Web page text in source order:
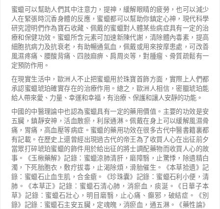
蜜蠟可以幫助人們其中注意力，提神，緩解眼睛的疲勞，也可以減少
人在緊張時沉香身體的反應，蜜蠟都可以幫助你鎮定心神，現代科學
研究證明們作為寶石收藏、佩戴的蜜蠟對人體某些病症具有一定的治
療和保健功效。蜜蠟所含元素可加速新陳代謝，清除體內毒素，提高
細胞抗病力及抗衰老，有助暢通氣血，佩戴或用來按摩患處，可改善
風濕疼痛、腰酸背痛、四肢麻痹、肩周炎等，對腫瘤、骨質疏鬆有一
定預防作用。
在現實生活中，歐洲人不止把蜜蠟用於珠寶首飾方面，實際上人們都
承認蜜蠟琥珀確實存在的治療作用。總之，歐洲人相信，密臘琥珀能
給人帶來愛、力量、幸運和幸福，有治療、保護和讓人安靜的功能。
中國的中醫理論中也認為蜜蠟具有一定的藥用價值。主要的功效是安
五臟，鎮靜安神，活血散瘀，利尿通淋。佩戴在身上可以緩解風濕骨
痛，胃痛，高血壓等病症。蜜蠟的藥用功效在很多古代中醫書籍裏都
有記載。在歷史上還曾經出現過古代的帝王為了收買人心在出征前夕
當眾打碎琥珀蜜蠟的飾件用於給出征的將士調配藥物而收買人心的故
事。《玉楸藥解》記錄：蜜蠟涼肺清肝，磨障翳，止驚悸，除遺精白
濁，下死胎胞衣，敷疔拔毒，止渴除煩，滑胎催生。《本草拾遺》記
錄：蜜蠟石止血生肌，合金瘡。《珍珠囊》記錄：蜜蠟石利小便，清
肺。《本草正》記錄：蜜蠟石清心肺，消瘀血，痰涎。《日華子本
草》記錄：蜜蠟石壯心，明目磨翳，止心痛、癲邪，破結症。《別
錄》記錄：蜜蠟石主安五臟，定魂魄，消瘀血，通五淋。《藥性論》